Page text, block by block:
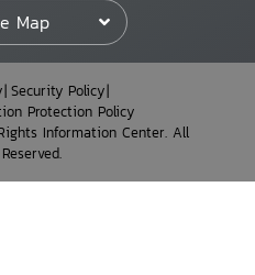
Map
Security Policy
Protection Policy
Information Center. All